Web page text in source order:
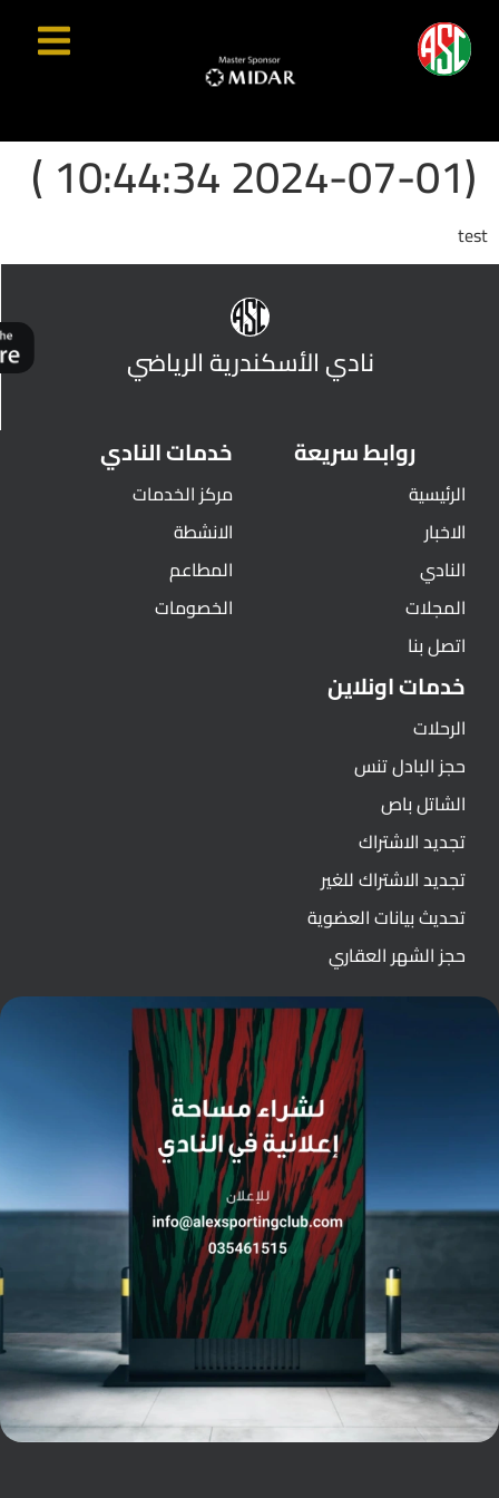
(2024-07-01 10:44:34 )
test
نادي الأسكندرية الرياضي
روابط سريعة
الرئيسية
الاخبار
النادي
المجلات
اتصل بنا
خدمات النادي
مركز الخدمات
الانشطة
المطاعم
الخصومات
خدمات اونلاين
الرحلات
حجز البادل تنس
الشاتل باص
تجديد الاشتراك
تجديد الاشتراك للغير
تحديث بيانات العضوية
حجز الشهر العقاري